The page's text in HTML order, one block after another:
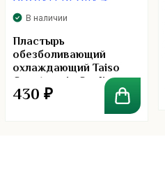
В наличии
Пластырь
обезболивающий
охлаждающий Taiso
Counterpain Cooling
Annealing Patch Taiso
Counterpain 4 штуки
430 ₽